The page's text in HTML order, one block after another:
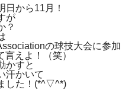
日から11月！
が
？
の球技大会に参加
えよ！（笑）
かすと
汗かいて
した！(*^▽^*)